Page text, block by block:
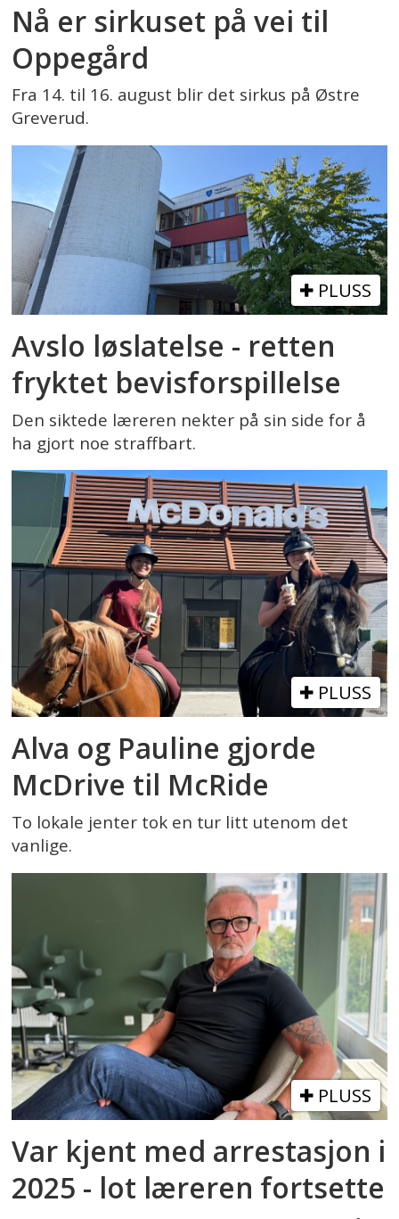
Nå er sirkuset på vei til
Oppegård
Fra 14. til 16. august blir det sirkus på Østre
Greverud.
PLUSS
Avslo løslatelse - retten
fryktet bevisforspillelse
Den siktede læreren nekter på sin side for å
ha gjort noe straffbart.
PLUSS
Alva og Pauline gjorde
McDrive til McRide
To lokale jenter tok en tur litt utenom det
vanlige.
PLUSS
Var kjent med arrestasjon i
2025 - lot læreren fortsette